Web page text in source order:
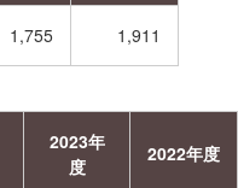
1,755 1,911
2023年
度
2022年度